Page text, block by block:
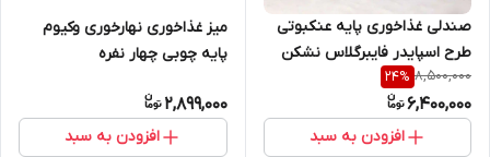
صندلی غذاخوری پایه عنکبوتی
طرح اسپایدر فایبرگلاس نشکن
شرکتی و میز پایه فلزی
8,500,000
24%
6,400,000
افزودن به سبد
میز غذاخوری نهارخوری وکیوم
پایه چوبی چهار نفره
2,899,000
افزودن به سبد